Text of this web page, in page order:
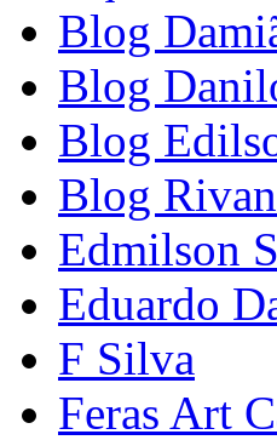
Blog
Blog
Blog
Blog
Edmilson
Eduardo
F Silva
Feras Art